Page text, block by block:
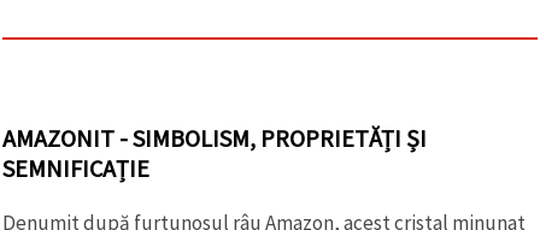
AMAZONIT - SIMBOLISM, PROPRIETĂȚI ȘI
SEMNIFICAȚIE
Denumit după furtunosul râu Amazon, acest cristal minunat